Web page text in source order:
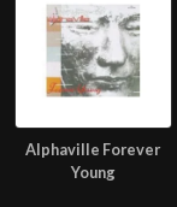
Alphaville Forever
Young